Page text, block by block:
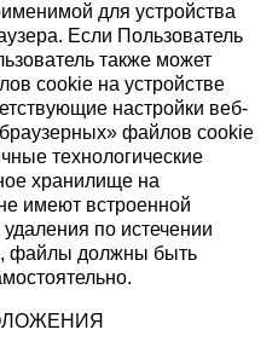
для устройства
Если Пользователь
также может
cookie на устройстве
настройки веб-
файлов cookie
технологические
хранилище на
имеют встроенной
по истечении
файлы должны быть